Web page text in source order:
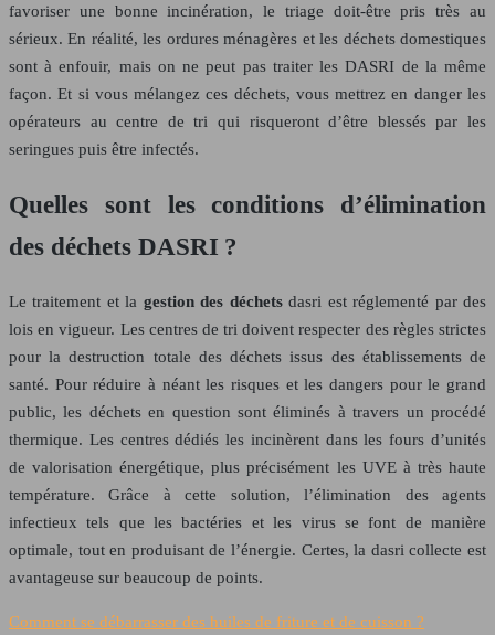
favoriser une bonne incinération, le triage doit-être pris très au
sérieux. En réalité, les ordures ménagères et les déchets domestiques
sont à enfouir, mais on ne peut pas traiter les DASRI de la même
façon. Et si vous mélangez ces déchets, vous mettrez en danger les
opérateurs au centre de tri qui risqueront d’être blessés par les
seringues puis être infectés.
Quelles sont les conditions d’élimination
des déchets DASRI ?
Le traitement et la gestion des déchetsdasri est réglementé par des
lois en vigueur. Les centres de tri doivent respecter des règles strictes
pour la destruction totale des déchets issus des établissements de
santé. Pour réduire à néant les risques et les dangers pour le grand
public, les déchets en question sont éliminés à travers un procédé
thermique. Les centres dédiés les incinèrent dans les fours d’unités
de valorisation énergétique, plus précisément les UVE à très haute
température. Grâce à cette solution, l’élimination des agents
infectieux tels que les bactéries et les virus se font de manière
optimale, tout en produisant de l’énergie. Certes, la dasri collecte est
avantageuse sur beaucoup de points.
Comment se débarrasser des huiles de friture et de cuisson ?